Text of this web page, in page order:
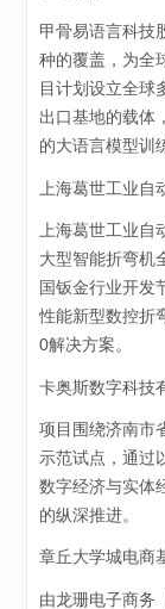
甲骨易语言科技
种的覆盖，为全
目计划设立全球
出口基地的载体
的大语言模型训
上海葛世工业自
上海葛世工业
大型智能折弯机
国钣金行业开发
性能新型数控折
0解决方案。
卡奥斯数字科技
项目围绕济南市
示范试点，通过
数字经济与实体
的纵深推进。
章丘大学城电商
由龙珊电子商务